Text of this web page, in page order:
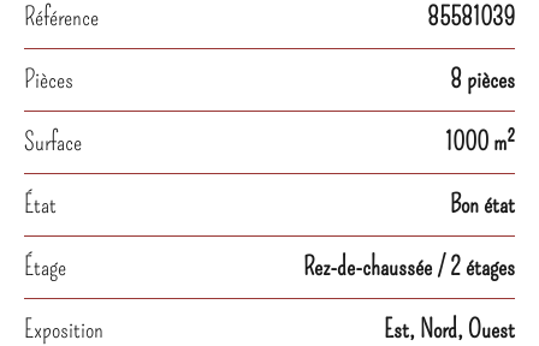
Référence
85581039
Pièces
8 pièces
Surface
1000 m²
État
Bon état
Étage
Rez-de-chaussée / 2 étages
Exposition
Est, Nord, Ouest